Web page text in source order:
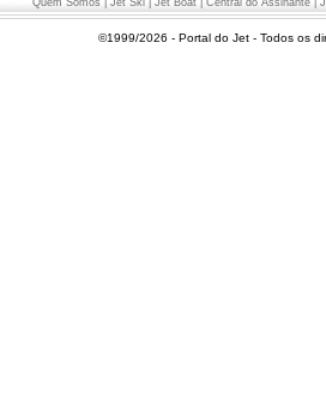
Quem Somos Jet Ski Jet Boat Central do Assinante
©1999/2026 - Portal do Jet - Todos os